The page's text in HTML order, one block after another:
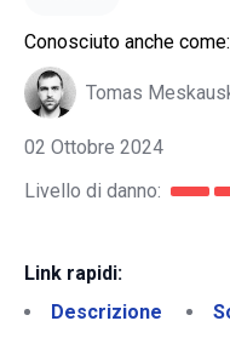
Conosciuto anche come:
Tomas
02 Ottobre 2024
Livello di danno:
Link rapidi:
Descrizione